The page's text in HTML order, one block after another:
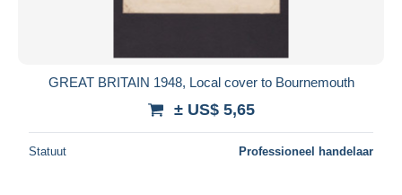
GREAT BRITAIN 1948, Local cover to Bournemouth
± US$ 5,65
Statuut Professioneel handelaar